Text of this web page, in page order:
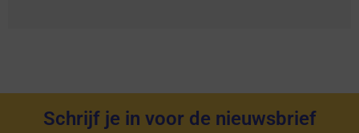
Schrijf je in voor de nieuwsbrief